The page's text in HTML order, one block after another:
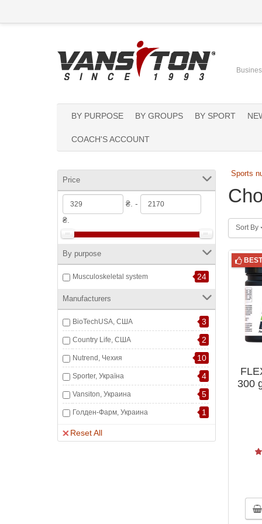
BY PURPOSE BY GROUPS BY SPORT
COACH'S ACCOUNT
Price
₴. -
₴.
By purpose
Musculoskeletal system 24
Manufacturers
BioTechUSA, США 3
Country Life, США 2
Nutrend, Чехия 10
Sporter, Україна 4
Vansiton, Украина 5
Голден-Фарм, Украина 1
Reset All
Sports
Sort By
300